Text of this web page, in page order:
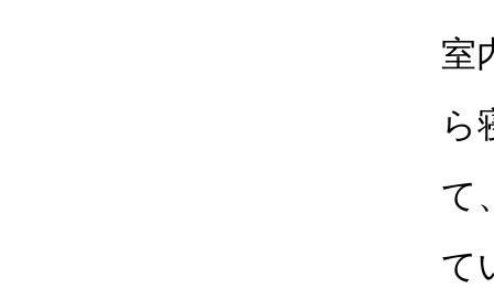
室
ら
て
て